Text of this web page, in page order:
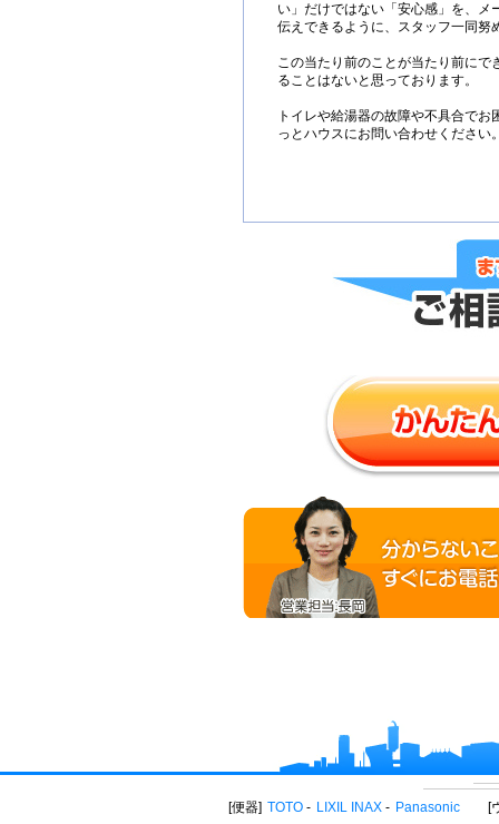
い」だけではない「安心感」を、メ
伝えできるように、スタッフ一同努
この当たり前のことが当たり前にで
ることはないと思っております。
トイレや給湯器の故障や不具合で
っとハウスにお問い合わせください
便器 TOTO LIXIL INAX Panasonic